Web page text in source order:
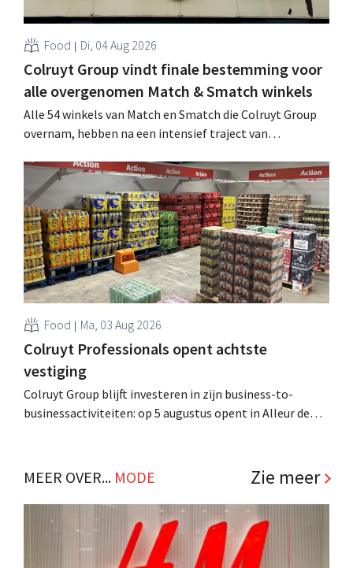
Food Di, 04 Aug 2026
Colruyt Group vindt finale bestemming voor
alle overgenomen Match & Smatch winkels
Alle 54 winkels van Match en Smatch die Colruyt Group
overnam, hebben na een intensief traject van
Al is die bestemming voor sommige panden een sluiting.
Food Ma, 03 Aug 2026
Colruyt Professionals opent achtste
vestiging
Colruyt Group blijft investeren in zijn business-to-
businessactiviteiten: op 5 augustus opent in Alleur de
klanten. .
MEER OVER... MODE Zie meer